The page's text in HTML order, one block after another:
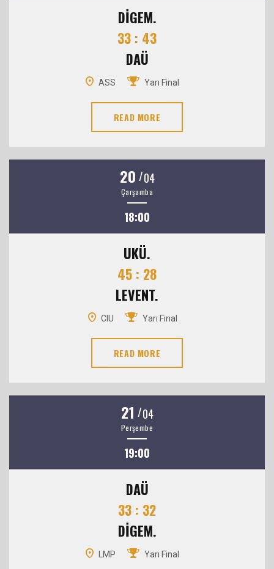
DİGEM.
33 : 43
DAÜ
ASS Yarı Final
READ MORE
20 /04
Çarşamba
18:00
UKÜ.
45 : 28
LEVENT.
CIU Yarı Final
READ MORE
21 /04
Perşembe
19:00
DAÜ
33 : 32
DİGEM.
LMP Yarı Final